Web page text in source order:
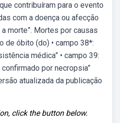
contribuíram para o evento
com a doença ou afecção
morte”. Mortes por causas
de óbito (do) • campo 38*:
médica” • campo 39:
por necropsia”
atualizada da publicação
click the button below.